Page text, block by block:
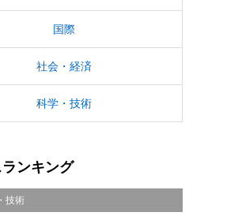
国際
社会・経済
科学・技術
ンキング
技術